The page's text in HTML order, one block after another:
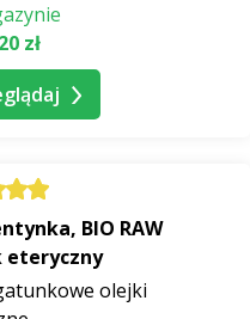
zł
BIO RAW
eteryczny
olejki